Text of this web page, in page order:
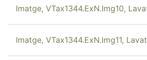
Imatge, VTax1344.ExN.Img10,
Imatge, VTax1344.ExN.Img11,